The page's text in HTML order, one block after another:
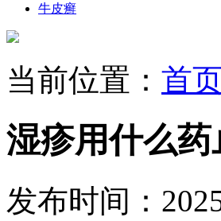
牛皮癣
当前位置： 首
湿疹用什么
发布时间：